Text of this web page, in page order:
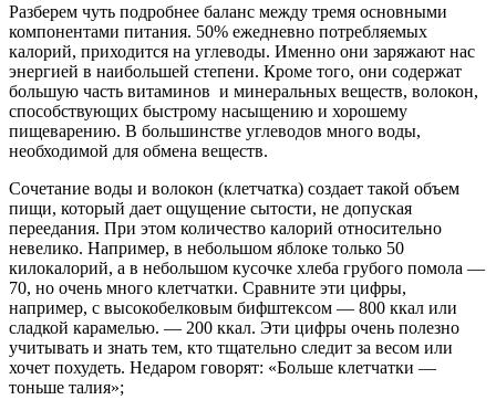
Разберем чуть подробнее баланс между тремя основными
компонентами питания. 50% ежедневно потребляемых
калорий, приходится на углеводы. Именно они заряжают нас
энергией в наибольшей степени. Кроме того, они содержат
большую часть витаминов и минеральных веществ, волокон,
способствующих быстрому насыщению и хорошему
пищеварению. В большинстве углеводов много воды,
необходимой для обмена веществ.
Сочетание воды и волокон (клетчатка) создает такой объем
пищи, который дает ощущение сытости, не допуская
переедания. При этом количество калорий относительно
невелико. Например, в небольшом яблоке только 50
килокалорий, а в небольшом кусочке хлеба грубого помола —
70, но очень много клетчатки. Сравните эти цифры,
например, с высокобелковым бифштексом — 800 ккал или
сладкой карамелью. — 200 ккал. Эти цифры очень полезно
учитывать и знать тем, кто тщательно следит за весом или
хочет похудеть. Недаром говорят: «Больше клетчатки —
тоньше талия»;